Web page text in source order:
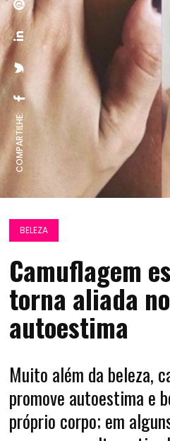
COMPARTILHE:
BELEZA
Camuflagem
torna aliada
autoestima
Muito além da beleza,
promove autoestima e
próprio corpo; em